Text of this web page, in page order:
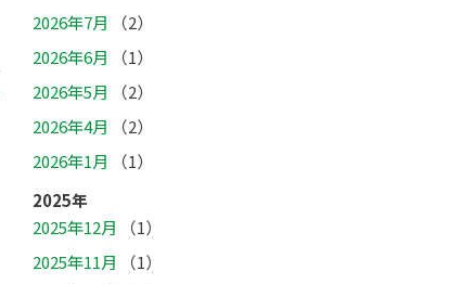
2026年7月
（2）
2026年6月
（1）
2026年5月
（2）
2026年4月
（2）
2026年1月
（1）
2025年
2025年12月
（1）
2025年11月
（1）